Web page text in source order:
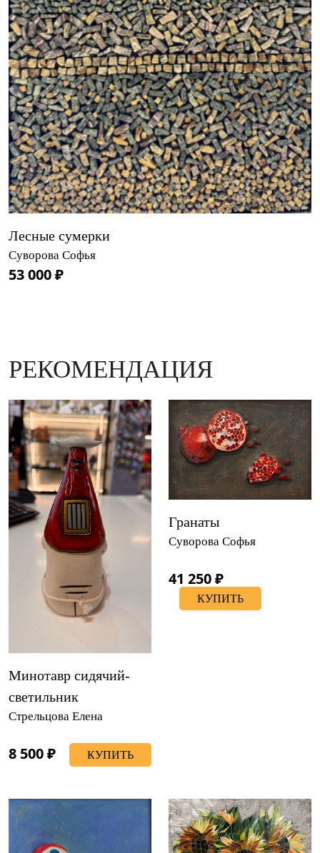
Лесные сумерки
Суворова Софья
53 000 ₽
РЕКОМЕНДАЦИЯ
Минотавр сидячий-
светильник
Стрельцова Елена
8 500 ₽ КУПИТЬ
Гранаты
Суворова Софья
41 250 ₽
КУПИТЬ